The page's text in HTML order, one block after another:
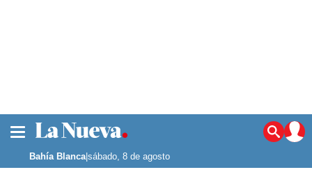
Noticias
La ciudad
Punta Alta
Bahía Blanca|sábado, 8 de agosto